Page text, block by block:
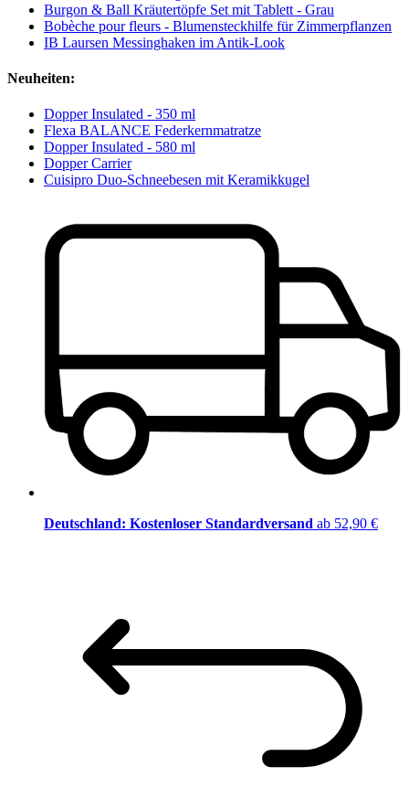
Burgon & Ball Kräutertöpfe Set mit Tablett - Grau
Bobèche pour fleurs - Blumensteckhilfe für Zimmerpflanzen
IB Laursen Messinghaken im Antik-Look
Neuheiten:
Dopper Insulated - 350 ml
Flexa BALANCE Federkernmatratze
Dopper Insulated - 580 ml
Dopper Carrier
Cuisipro Duo-Schneebesen mit Keramikkugel
Deutschland: Kostenloser Standardversand ab 52,90 €